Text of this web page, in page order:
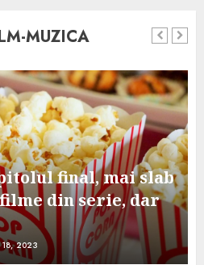
MUZICA
final, mai slab
din serie, dar
18, 2023